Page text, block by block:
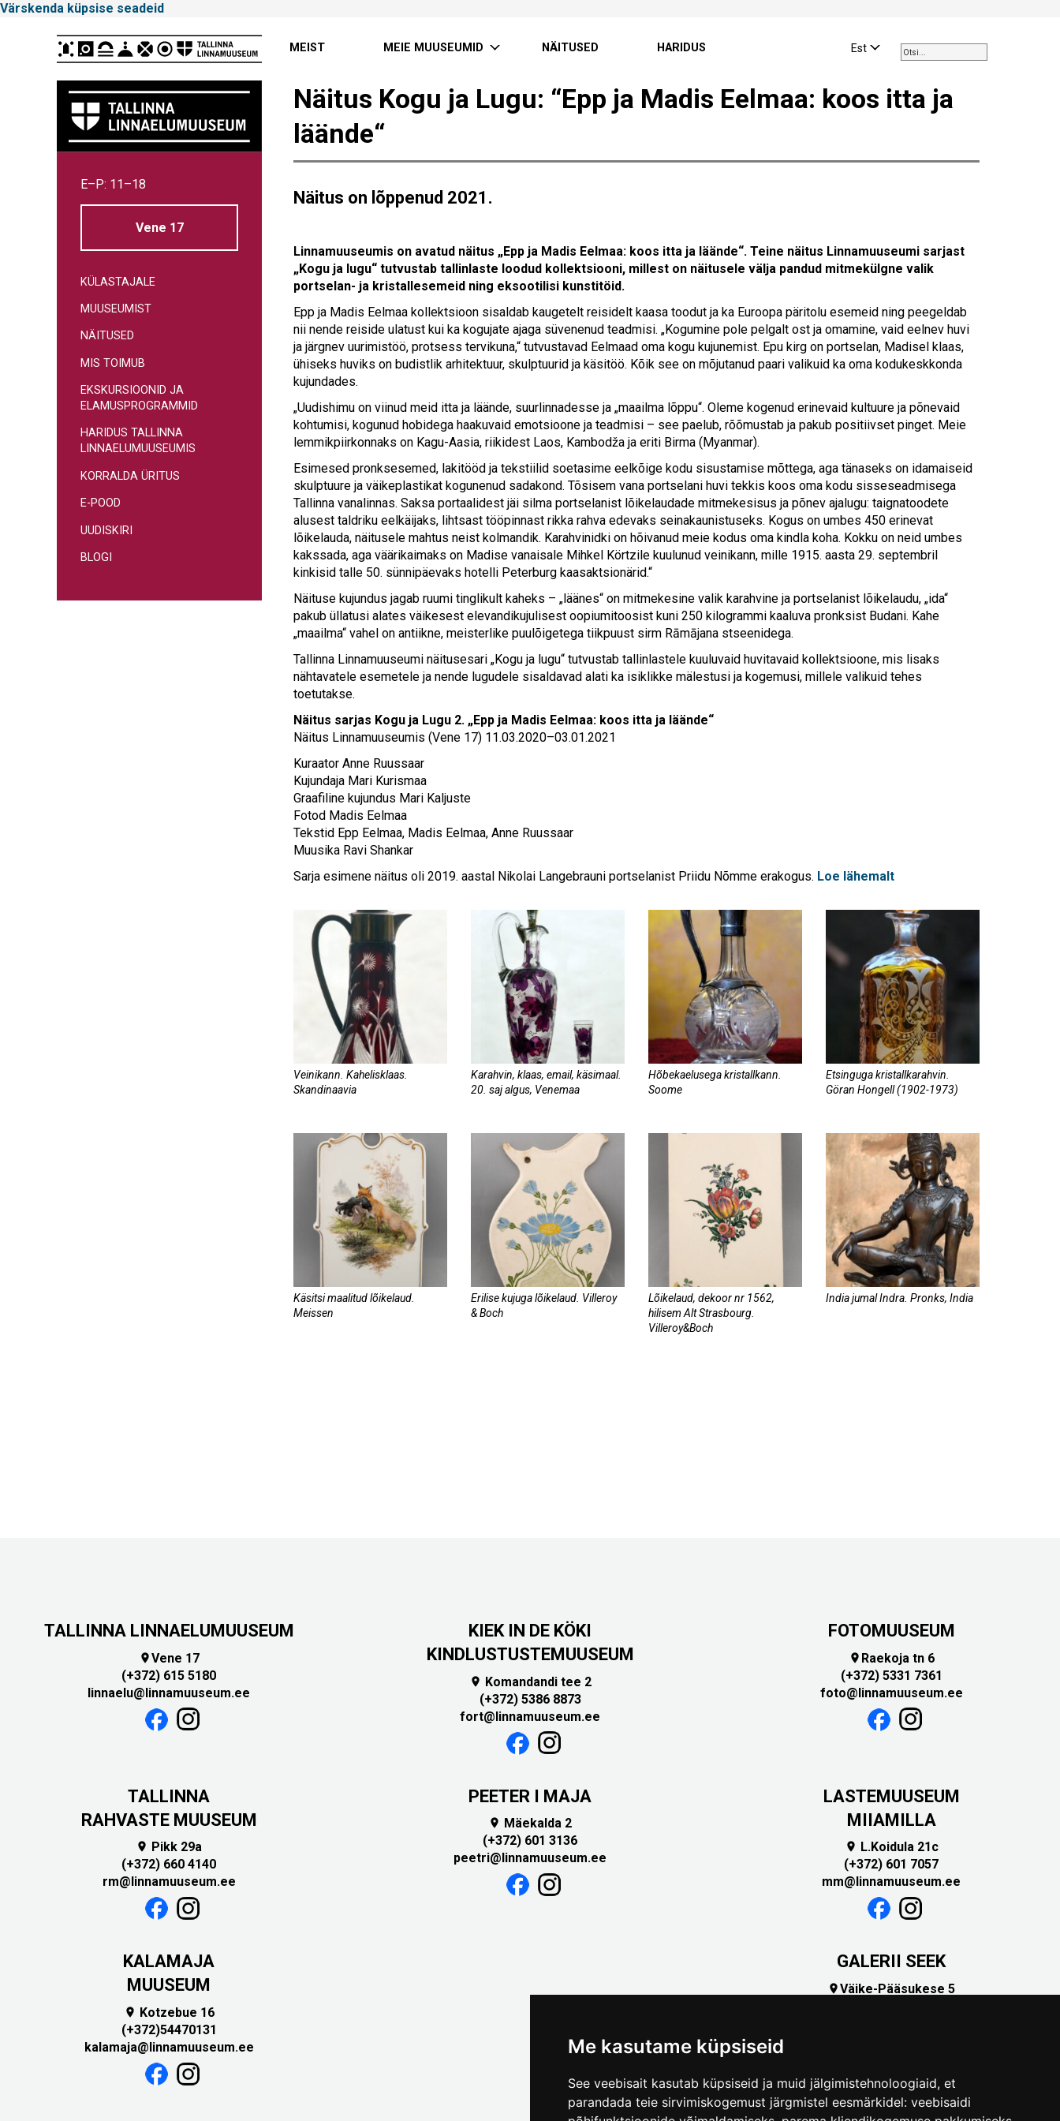
Me kasutame küpsiseid
See veebisait kasutab küpsiseid ja muid jälgimistehnoloogiaid, et
parandada teie sirvimiskogemust järgmistel eesmärkidel: veebisaidi
Värskenda küpsise seadeid
Linnamuuseum
the
up
a
go
search
result.
Touch
device
can
use
swipe
gestures.
Est
MEIST MEIE MUUSEUMID NÄITUSED HARIDUS
E–P: 11–18
Vene 17
KÜLASTAJALE
MUUSEUMIST
NÄITUSED
MIS TOIMUB
EKSKURSIOONID JA
ELAMUSPROGRAMMID
HARIDUS TALLINNA
LINNAELUMUUSEUMIS
KORRALDA ÜRITUS
E-POOD
UUDISKIRI
BLOGI
Näitus Kogu ja Lugu: “Epp ja Madis Eelmaa: koos itta ja
läände“
Näitus on lõppenud 2021.
Linnamuuseumis on avatud näitus „Epp ja Madis Eelmaa: koos itta ja läände“. Teine näitus Linnamuuseumi sarjast
„Kogu ja lugu“ tutvustab tallinlaste loodud kollektsiooni, millest on näitusele välja pandud mitmekülgne valik
portselan- ja kristallesemeid ning eksootilisi kunstitöid.
Epp ja Madis Eelmaa kollektsioon sisaldab kaugetelt reisidelt kaasa toodut ja ka Euroopa päritolu esemeid ning peegeldab
nii nende reiside ulatust kui ka kogujate ajaga süvenenud teadmisi. „Kogumine pole pelgalt ost ja omamine, vaid eelnev huvi
ja järgnev uurimistöö, protsess tervikuna,“ tutvustavad Eelmaad oma kogu kujunemist. Epu kirg on portselan, Madisel klaas,
ühiseks huviks on budistlik arhitektuur, skulptuurid ja käsitöö. Kõik see on mõjutanud paari valikuid ka oma kodukeskkonda
kujundades.
„Uudishimu on viinud meid itta ja läände, suurlinnadesse ja „maailma lõppu“. Oleme kogenud erinevaid kultuure ja põnevaid
kohtumisi, kogunud hobidega haakuvaid emotsioone ja teadmisi – see paelub, rõõmustab ja pakub positiivset pinget. Meie
lemmikpiirkonnaks on Kagu-Aasia, riikidest Laos, Kambodža ja eriti Birma (Myanmar).
Esimesed pronksesemed, lakitööd ja tekstiilid soetasime eelkõige kodu sisustamise mõttega, aga tänaseks on idamaiseid
skulptuure ja väikeplastikat kogunenud sadakond. Tõsisem vana portselani huvi tekkis koos oma kodu sisseseadmisega
Tallinna vanalinnas. Saksa portaalidest jäi silma portselanist lõikelaudade mitmekesisus ja põnev ajalugu: taignatoodete
alusest taldriku eelkäijaks, lihtsast tööpinnast rikka rahva edevaks seinakaunistuseks. Kogus on umbes 450 erinevat
lõikelauda, näitusele mahtus neist kolmandik. Karahvinidki on hõivanud meie kodus oma kindla koha. Kokku on neid umbes
kakssada, aga väärikaimaks on Madise vanaisale Mihkel Körtzile kuulunud veinikann, mille 1915. aasta 29. septembril
kinkisid talle 50. sünnipäevaks hotelli Peterburg kaasaktsionärid.“
Näituse kujundus jagab ruumi tinglikult kaheks – „läänes“ on mitmekesine valik karahvine ja portselanist lõikelaudu, „ida“
pakub üllatusi alates väikesest elevandikujulisest oopiumitoosist kuni 250 kilogrammi kaaluva pronksist Budani. Kahe
„maailma“ vahel on antiikne, meisterlike puulõigetega tiikpuust sirm Rāmājana stseenidega.
Tallinna Linnamuuseumi näitusesari „Kogu ja lugu“ tutvustab tallinlastele kuuluvaid huvitavaid kollektsioone, mis lisaks
nähtavatele esemetele ja nende lugudele sisaldavad alati ka isiklikke mälestusi ja kogemusi, millele valikuid tehes
toetutakse.
Näitus sarjas Kogu ja Lugu 2. „Epp ja Madis Eelmaa: koos itta ja läände“
Näitus Linnamuuseumis (Vene 17) 11.03.2020–03.01.2021
Kuraator Anne Ruussaar
Kujundaja Mari Kurismaa
Graafiline kujundus Mari Kaljuste
Fotod Madis Eelmaa
Tekstid Epp Eelmaa, Madis Eelmaa, Anne Ruussaar
Muusika Ravi Shankar
Sarja esimene näitus oli 2019. aastal Nikolai Langebrauni portselanist Priidu Nõmme erakogus. Loe lähemalt
Veinikann. Kahelisklaas.
Skandinaavia
Karahvin, klaas, email, käsimaal.
20. saj algus, Venemaa
Hõbekaelusega kristallkann.
Soome
Etsinguga kristallkarahvin.
Göran Hongell (1902-1973)
Käsitsi maalitud lõikelaud.
Meissen
Erilise kujuga lõikelaud. Villeroy
& Boch
Lõikelaud, dekoor nr 1562,
hilisem Alt Strasbourg.
Villeroy&Boch
India jumal Indra. Pronks, India
TALLINNA LINNAELUMUUSEUM
Vene 17
(+372) 615 5180
linnaelu@linnamuuseum.ee
KIEK IN DE KÖKI
KINDLUSTUSTEMUUSEUM
 Komandandi tee 2
(+372) 5386 8873
fort@linnamuuseum.ee
FOTOMUUSEUM
 Raekoja tn 6
(+372) 5331 7361
foto@linnamuuseum.ee
TALLINNA
RAHVASTE MUUSEUM

Pikk 29a
(+372) 660 4140
rm@linnamuuseum.ee
PEETER I MAJA

Mäekalda 2
(+372) 601 3136
peetri@linnamuuseum.ee
LASTEMUUSEUM
MIIAMILLA

L.Koidula 21c
(+372) 601 7057
mm@linnamuuseum.ee
KALAMAJA
MUUSEUM

Kotzebue 16
(+372)54470131
kalamaja@linnamuuseum.ee
GALERII SEEK
Väike-Pääsukese 5